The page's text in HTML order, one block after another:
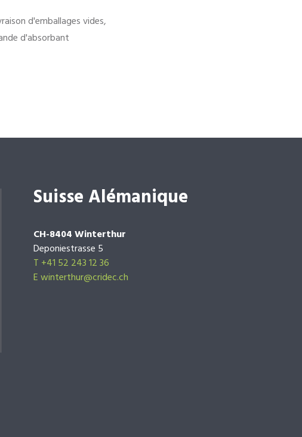
d'emballages vides,
d'absorbant
Suisse Alémanique
CH-8404 Winterthur
Deponiestrasse 5
T +41 52 243 12 36
E winterthur@cridec.ch